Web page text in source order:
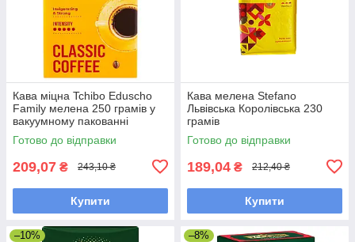
Кава міцна Tchibo Eduscho
Family мелена 250 грамів у
вакуумному пакованні
Готово до відправки
209,07 ₴ 243,10 ₴
Купити
Кава мелена Stefano
Львівська Королівська 230
грамів
Готово до відправки
189,04 ₴ 212,40 ₴
Купити
–10% –8%